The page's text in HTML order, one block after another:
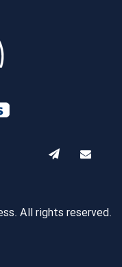
All rights reserved.